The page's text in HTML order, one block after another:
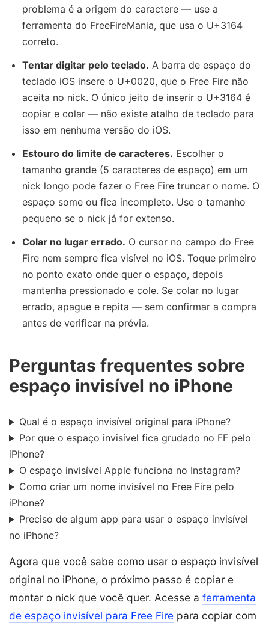
problema é a origem do caractere — use a
ferramenta do FreeFireMania, que usa o U+3164
correto.
Tentar digitar pelo teclado. A barra de espaço do
teclado iOS insere o U+0020, que o Free Fire não
aceita no nick. O único jeito de inserir o U+3164 é
copiar e colar — não existe atalho de teclado para
isso em nenhuma versão do iOS.
Estouro do limite de caracteres. Escolher o
tamanho grande (5 caracteres de espaço) em um
nick longo pode fazer o Free Fire truncar o nome. O
espaço some ou fica incompleto. Use o tamanho
pequeno se o nick já for extenso.
Colar no lugar errado. O cursor no campo do Free
Fire nem sempre fica visível no iOS. Toque primeiro
no ponto exato onde quer o espaço, depois
mantenha pressionado e cole. Se colar no lugar
errado, apague e repita — sem confirmar a compra
antes de verificar na prévia.
Perguntas frequentes sobre
espaço invisível no iPhone
Qual é o espaço invisível original para iPhone?
Por que o espaço invisível fica grudado no FF pelo
iPhone?
O espaço invisível Apple funciona no Instagram?
Como criar um nome invisível no Free Fire pelo
iPhone?
Preciso de algum app para usar o espaço invisível
no iPhone?
Agora que você sabe como usar o espaço invisível
original no iPhone, o próximo passo é copiar e
montar o nick que você quer. Acesse a ferramenta
de espaço invisível para Free Fire para copiar com